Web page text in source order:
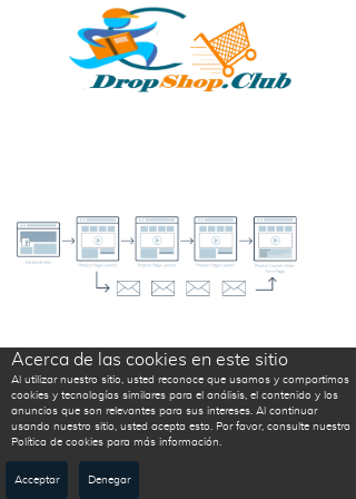
Acerca de las cookies en este sitio
Al utilizar nuestro sitio, usted reconoce que usamos y compartimos
cookies y tecnologías similares para el análisis, el contenido y los
anuncios que son relevantes para sus intereses. Al continuar
usando nuestro sitio, usted acepta esto. Por favor, consulte nuestra
Política de cookies para más información.
Acceptar Denegar